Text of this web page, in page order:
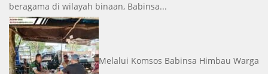
beragama di wilayah binaan, Babinsa...
Melalui Komsos Babinsa Himbau Warga